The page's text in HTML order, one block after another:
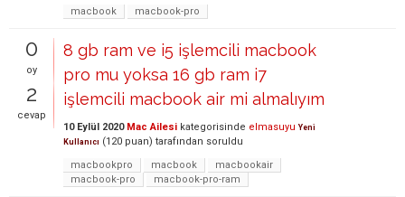
macbook
macbook-pro
0
oy
2
cevap
8 gb ram ve i5 işlemcili macbook
pro mu yoksa 16 gb ram i7
işlemcili macbook air mi almalıyım
10 Eylül 2020 Mac Ailesi kategorisinde elmasuyu Yeni
Kullanıcı (120 puan) tarafından soruldu
macbookpro
macbook
macbookair
macbook-pro
macbook-pro-ram